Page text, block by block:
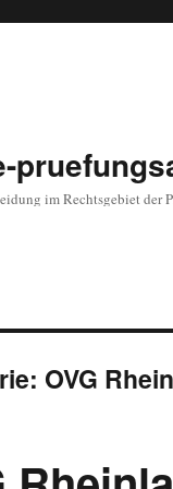
im Rechtsgebiet der
OVG